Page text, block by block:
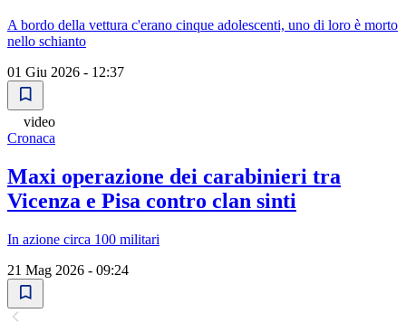
A bordo della vettura c'erano cinque adolescenti, uno di loro è morto
nello schianto
01 Giu 2026 - 12:37
video
Cronaca
Maxi operazione dei carabinieri tra
Vicenza e Pisa contro clan sinti
In azione circa 100 militari
21 Mag 2026 - 09:24